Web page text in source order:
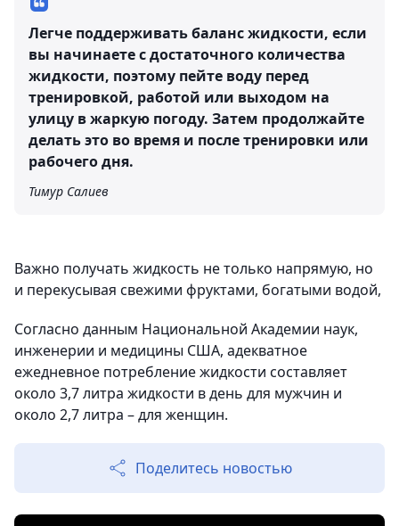
Легче поддерживать баланс жидкости, если
вы начинаете с достаточного количества
жидкости, поэтому пейте воду перед
тренировкой, работой или выходом на
улицу в жаркую погоду. Затем продолжайте
делать это во время и после тренировки или
рабочего дня.
Тимур Салиев
Важно получать жидкость не только напрямую, но
и перекусывая свежими фруктами, богатыми водой,
Согласно данным Национальной Академии наук,
инженерии и медицины США, адекватное
ежедневное потребление жидкости составляет
около 3,7 литра жидкости в день для мужчин и
около 2,7 литра – для женщин.
Поделитесь новостью